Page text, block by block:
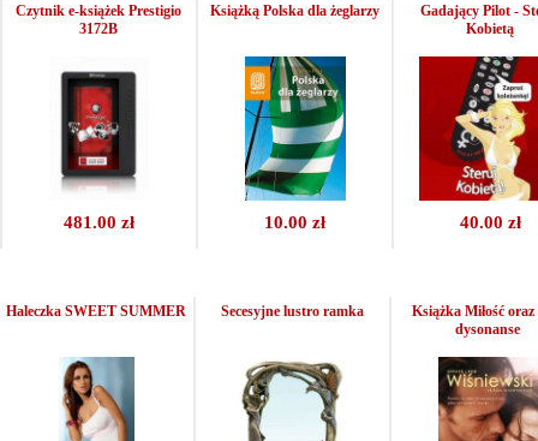
481.00 zł
Czytnik e-książek Prestigio
3172B
10.00 zł
Książką Polska dla żeglarzy
40.00 zł
Gadający Pilot -
Kobietą
Haleczka SWEET SUMMER Secesyjne lustro ramka
Książka Miłość
dysonanse